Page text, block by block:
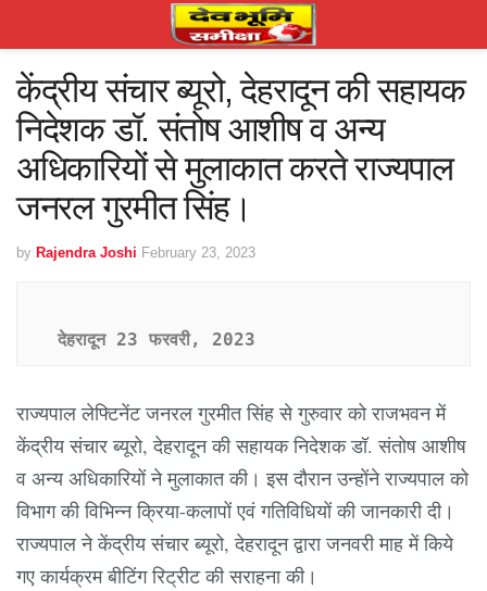
केंद्रीय संचार ब्यूरो, देहरादून की सहायक
निदेशक डॉ. संतोष आशीष व अन्य
अधिकारियों से मुलाकात करते राज्यपाल
जनरल गुरमीत सिंह।
by Rajendra Joshi February 23, 2023
देहरादून 23 फरवरी, 2023
राज्यपाल लेफ्टिनेंट जनरल गुरमीत सिंह से गुरुवार को राजभवन में
केंद्रीय संचार ब्यूरो, देहरादून की सहायक निदेशक डॉ. संतोष आशीष
व अन्य अधिकारियों ने मुलाकात की। इस दौरान उन्होंने राज्यपाल को
विभाग की विभिन्न क्रिया-कलापों एवं गतिविधियों की जानकारी दी।
राज्यपाल ने केंद्रीय संचार ब्यूरो, देहरादून द्वारा जनवरी माह में किये
गए कार्यक्रम बीटिंग रिट्रीट की सराहना की।